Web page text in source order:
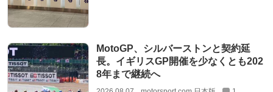
MotoGP、シルバーストンと契約延
長。イギリスGP開催を少なくとも202
8年まで継続へ